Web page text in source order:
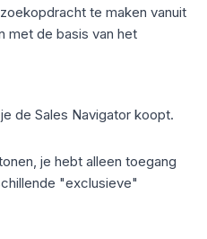
te maken vanuit
met de basis van het
de Sales Navigator koopt.
je hebt alleen toegang
"exclusieve"